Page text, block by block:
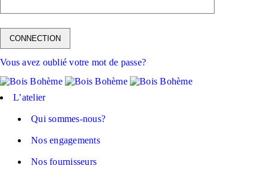
Vous avez oublié votre mot de passe?
L’atelier
Qui sommes-nous?
Nos engagements
Nos fournisseurs